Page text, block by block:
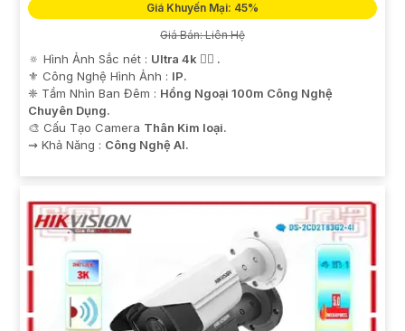
Giá Khuyến Mại: 45%
Giá Bán: Liên Hệ
🔅 Hình Ảnh Sắc nét : Ultra 4k 👍🏾 .
⚜️ Công Nghệ Hình Ảnh : IP.
❈ Tầm Nhìn Ban Đêm : Hồng Ngoại 100m Công Nghệ
Chuyên Dụng.
🎨 Cấu Tạo Camera Thân Kim loại.
️⇝ Khả Năng : Công Nghệ AI.